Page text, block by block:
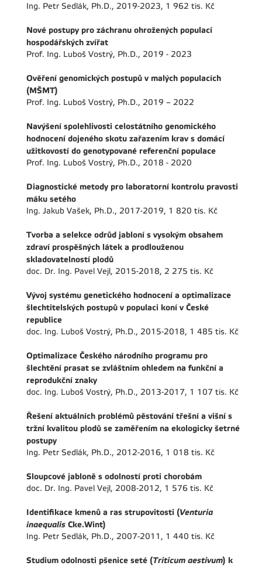
Ing. Petr Sedlák, Ph.D., 2019-2023, 1 962 tis. Kč
Nové postupy pro záchranu ohrožených populací
hospodářských zvířat
Prof. Ing. Luboš Vostrý, Ph.D., 2019 - 2023
Ověření genomických postupů v malých populacích
(MŠMT)
Prof. Ing. Luboš Vostrý, Ph.D., 2019 – 2022
Navýšení spolehlivosti celostátního genomického
hodnocení dojeného skotu zařazením krav s domácí
užitkovostí do genotypované referenční populace
Prof. Ing. Luboš Vostrý, Ph.D., 2018 - 2020
Diagnostické metody pro laboratorní kontrolu pravosti
máku setého
Ing. Jakub Vašek, Ph.D., 2017-2019, 1 820 tis. Kč
Tvorba a selekce odrůd jabloní s vysokým obsahem
zdraví prospěšných látek a prodlouženou
skladovatelností plodů
doc. Dr. Ing. Pavel Vejl, 2015-2018, 2 275 tis. Kč
Vývoj systému genetického hodnocení a optimalizace
šlechtitelských postupů v populaci koní v České
republice
doc. Ing. Luboš Vostrý, Ph.D., 2015-2018, 1 485 tis. Kč
Optimalizace Českého národního programu pro
šlechtění prasat se zvláštním ohledem na funkční a
reprodukční znaky
doc. Ing. Luboš Vostrý, Ph.D., 2013-2017, 1 107 tis. Kč
Řešení aktuálních problémů pěstování třešní a višní s
tržní kvalitou plodů se zaměřením na ekologicky šetrné
postupy
Ing. Petr Sedlák, Ph.D., 2012-2016, 1 018 tis. Kč
Sloupcové jabloně s odolností proti chorobám
doc. Dr. Ing. Pavel Vejl, 2008-2012, 1 576 tis. Kč
Identifikace kmenů a ras strupovitosti (Venturia
inaequalis Cke.Wint)
Ing. Petr Sedlák, Ph.D., 2007-2011, 1 440 tis. Kč
Studium odolnosti pšenice seté (Triticum aestivum) k